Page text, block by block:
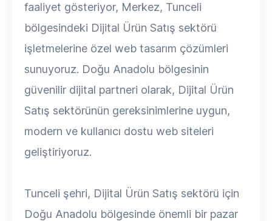
faaliyet gösteriyor, Merkez, Tunceli
bölgesindeki Dijital Ürün Satış sektörü
işletmelerine özel web tasarım çözümleri
sunuyoruz. Doğu Anadolu bölgesinin
güvenilir dijital partneri olarak, Dijital Ürün
Satış sektörünün gereksinimlerine uygun,
modern ve kullanıcı dostu web siteleri
geliştiriyoruz.
Tunceli şehri, Dijital Ürün Satış sektörü için
Doğu Anadolu bölgesinde önemli bir pazar